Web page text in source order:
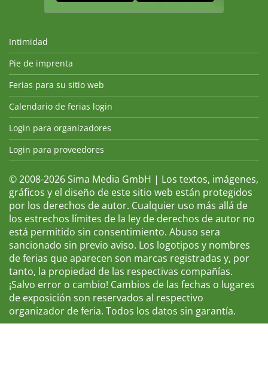
Intimidad
Pie de imprenta
Ferias para su sitio web
Calendario de ferias login
Login para organizadores
Login para proveedores
© 2008-2026 Sima Media GmbH | Los textos, imágenes,
gráficos y el diseño de este sitio web están protegidos
por los derechos de autor. Cualquier uso más allá de
los estrechos límites de la ley de derechos de autor no
está permitido sin consentimiento. Abuso sera
sancionado sin previo aviso. Los logotipos y nombres
de ferias que aparecen son marcas registradas y, por
tanto, la propiedad de las respectivas compañías.
¡Salvo error o cambio! Cambios de las fechas o lugares
de exposición son reservados al respectivo
organizador de feria. Todos los datos sin garantía.